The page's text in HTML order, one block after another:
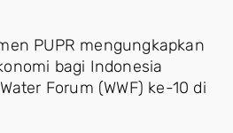
PUPR mengungkapkan
bagi Indonesia
Forum (WWF) ke-10 di